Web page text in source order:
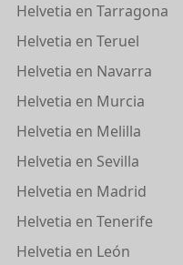
Helvetia en Tarragona
Helvetia en Teruel
Helvetia en Navarra
Helvetia en Murcia
Helvetia en Melilla
Helvetia en Sevilla
Helvetia en Madrid
Helvetia en Tenerife
Helvetia en León